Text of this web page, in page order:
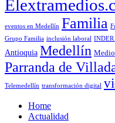
eventos en Medellín Familia
Grupo Familia inclusión laboral INDER
Antioquia Medellín
Parranda de
Telemedellín transformación digital
Home
Actualidad